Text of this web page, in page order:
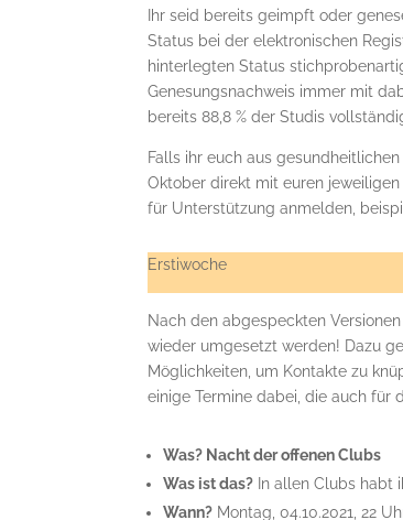
Ihr seid bereits geimpft oder
Status bei der elektronischen
hinterlegten Status
Genesungsnachweis immer mit
bereits 88,8 % der Studis
Falls ihr euch aus
Oktober direkt mit euren
für Unterstützung anmelden,
Erstiwoche
Nach den abgespeckten
wieder umgesetzt werden! Dazu
Möglichkeiten, um Kontakte zu
einige Termine dabei, die auch für
Was? Nacht der offenen Clubs
Was ist das? In allen Clubs habt
Wann? Montag, 04.10.2021, 22